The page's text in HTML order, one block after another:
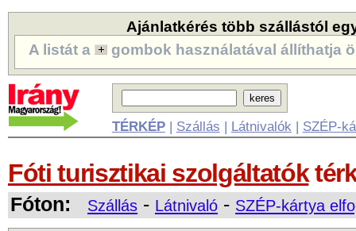
Ajánlatkérés több szállástól
A listát a
gombok használatával állíthatja
TÉRKÉP| Szállás | Látnivalók | SZÉP-
Fóti turisztikai szolgáltatók
Fóton: Szállás - Látnivaló - SZÉP-kártya